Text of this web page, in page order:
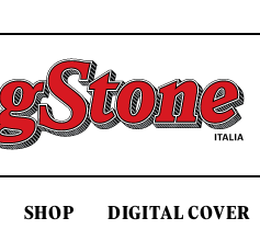
Rolling Stone Italia
SHOP DIGITAL COVER